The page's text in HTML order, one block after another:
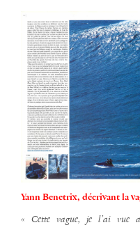
Yann Benetrix, décrivant la
« Cette vague, je l’ai vue